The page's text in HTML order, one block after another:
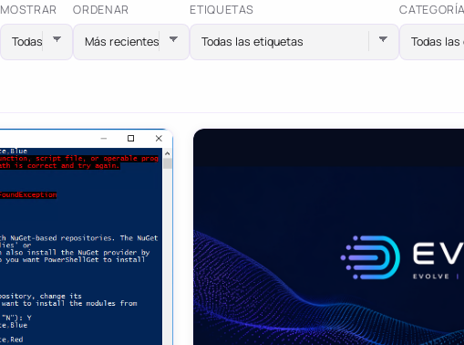
MOSTRAR ORDENAR ETIQUETAS
Todas las etiquetas Todas